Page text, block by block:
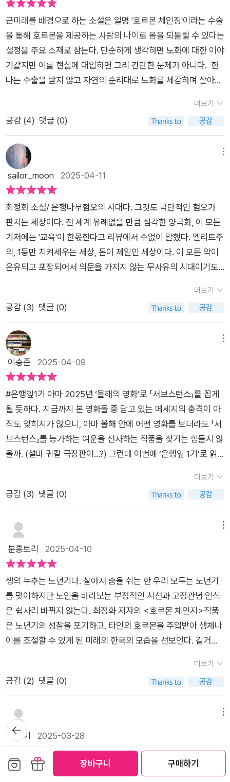
장바구니 구매하기
것’에 몰두한 사람들의 강박은 우리 삶에 매일 노출되는 미디어로
부터 기인하고 키워진 것이다. 근미래를 배경으로 한 이 소설이
지금의 현실과 거듭 겹쳐 보이는 이유는 여기에 있다. 그럼에도
최정화의 세계는 희망을 잃지 않는다. 디스토피아의 복판에서도
더 나은 세상을 꿈꾸고, 약자를 외면하지 않고, 모든 생명과의 상
생을 꿈꾸는 인물들이 끝끝내 ‘내일’을 포기하지 않으므로. 최정
근미래를 배경으로 하는 소설은 일명 '호르몬 체인징'이라는 수술
을 통해 호르몬을 제공하는 사람의 나이로 몸을 되돌릴 수 있다는
설정을 주요 소재로 삼는다. 단순하게 생각하면 노화에 대한 이야
기같지만 이를 현실에 대입하면 그리 간단한 문제가 아니다. 한
나는 수술을 받지 않고 자연의 순리대로 노화를 체감하며 살아가
니라 수술 받은 친구들이 이십대로 돌아가는 바람에 외톨이 신세
가 된 외로움이었다. 이제 노인이 길거리를 지나다니면 동물원 원
숭이와 다름없는 볼거리가 되고 만다. 소설의 내용에 따르면 호르
몬 체인징은 엄청난 재력이 뒷받침 되어야 한다. 비싼 수술비는
말할 것도 없고, 셀러(호르몬 제공자)의 남은 인생의 경제적 책임
까지 모두 감당해야 한다. 이 말은 수술을 받지 않고 자연스레 늙
로 취급받을 수 있다는 의미다. 이러한 사회적 분위기에서 '나는
순리대로 살다가 늙어 죽겠소'를 외치며 소신대로 살아가기란 쉽
지 않아 보인다. 짐작할 수 있듯이 셀러는 열이면 열, 가난한 사
람들이다. 목숨을 담보로 거액을 받는 일이니 다급하게 돈을 필요
로 하거나 오랜 시간 가난에 억눌린 이들이 선택한다. 대기업의
하청 시스템, 산재, 임금체불, 자립 청년, 청년 가장 등 복지의 사
각 지대에 놓인 사회적 약자들이 가난에서 벗어날 길은 요원하다.
는 사람을 부러워하고, 돈이 많아 생명을 연장하지만 한 번도 건
강을 경험하지 못한 자는 빈자의 건강을 부러워한다. 누가 더 불
행의 크기가 큰 지를 내기하듯 넋두리를 쏟아내는 그들의 모습을
보면서, 비록 이분법적 비교이기는 하지만 다른 독자들은 무슨 생
각을 할 지 궁금해졌다. 소설에서 호르몬 체인징을 주선하는 회
사는 합법을 위장해 불법으로 매칭을 시킨다. 법적으로는 제공자
가 사망해야 호르몬을 제공받을 수 있기 때문에(살아 있는 사람
의 호르몬을 제공받는 건 불법이다. 이에 대해 매매와 기증에 대
한 언급은 없다), 회사는 셀러에게 먼저 사망신고를 하게끔 한다.
서 셀러의 수가 줄어들자 팀장 한 명이 셀러의 연령대를 낮추자는
대안을 제시한다. 그러자 부장은 '유레카'를 외칠 기세로 반긴다.
당연히 불법이다. 이 장면은 마치 멀쩡하게 생긴 고학력자 인텔리
들이 그럴듯한 회의실 테이블에 둘러앉아 장기 밀매 회의를 하는
것처럼 읽힌다. 미성년자를 돈으로 유혹해 사망신고를 하게 만들
고 법망을 피해 호르몬 매매를 한다. 참으로 어처구니 없는 일인
고 있으니 장담할 일은 아니다. 나는 읽으면서 머릿속에 그림을
그려봤다. 노화와 죽음이 없는 우리 사회. 정확히 말하면 죽음이
드러나지 않는 사회. 돈이 있는 중년 이상의 사람들은 끊임없이
자신보다 젊은 사람들의 호르몬을 제공받아 젊어진다. 가난한 청
년들은 셀러로 인생의 하향곡선을 그으며 벌집의 여왕벌처럼 숨
만 붙어 있는 채 정기적으로 수술을 받는다. 이를 통해 큰 돈을 벌
어봐야 밖으로 나갈 기운이 없으니 쓸 데가 없다. 이런 생각을 하
났다. 몸은 젊어졌으나 재력이 넘쳐나니 신체가 젊어진 노인은 일
을 하지 않는다(일을 할 필요가 없다). 인류 종말은 정말 다양한
방식으로 예견되고 있다는 생각이 들었다. 흥미로운 점은 호르
몬을 공유한 바이어와 셀러가 일심은 아니더라도 동체라는 점이
다. 바이어의 수술 이후의 삶은 전적으로 호르몬을 제공한 셀러에
더보기
공감 (4) 댓글 (0)
sailor_moon 2025-04-11
최정화 소설/ 은행나무혐오의 시대다. 그것도 극단적인 혐오가
판치는 세상이다. 전 세계 유례없을 만큼 심각한 양극화, 이 모든
기저에는 '교육'이 한몫한다고 리뷰에서 수없이 말했다. 엘리트주
의, 1등만 치켜세우는 세상, 돈이 제일인 세상이다. 이 모든 악이
은유되고 포장되어서 의문을 가지지 않는 무사유의 시대이기도
중요한 세상. 청소년 50%가 스마트폰 과의존 증상, 성인도 마찬
가지. 특히 0~9세 아이들의 스마트폰 의존도는 심각하다. 7세부
교육과정이란 걸 들여다보면 온통 특별활동 수업 영어 태권도 바
이올린 피아노 한자 코딩 등등등.... 이쯤 되면 사람들은 말한다.
뭐 어쩌라고? 자본주의 시대에 돈 없이 별수 있어? 누가 대통령
뭐 다른 먹고살게 있냐고?!! 자포자기 내지는 이 체제에 대한 체
념의 마음들이 아이들을 괴물로 만들고 서초 초등 사건 이전에도
이미 교실은 붕괴되었고 이제 혁명이 아니고서는 몰락뿐이다. 누
구나 알고 있다. 다만 외면할 뿐이지. 그리고 한 체제가 무너지기
까지 약간의 간극, 즉 텀이 있는데 그 기간 동안 사람들은 마치 아
무 일 없는 냥 안도한다. 지금이 딱 그런 시기다,. 소설 속 호르몬
을 사고파는 시대, 너도나도 예쁘고 잘생긴 젊음을 선호한다. 당
극단적인 방법이기는 하지만 틀린 말도 아니다. 소설에 언급된 인
물들, 노인에 대한 혐오는 현실과 다르지 않다. 돈을 벌기 위해 병
원을 찾는 사람들, 즉 가난한 사람들에 대한 묘사도 '무능함'이라
표현된다. 스스로 일해서 먹고 살 능력이 없는 인간! 그렇다! 이
시대는 돈 벌 능력 없는 인간은 무능하며 가치 없다고 여긴다. 겉
으로 표현하지 않을 뿐이다. 카프카의 변신에서 벌레로 변한 잠자
의 모습 아닌가?!!얼마 지나지 않아 떠난다는 마음으로 맞이하는
하루하루는 얼마나 소중하고 아름다운가. 나는 노인의 마음이 신
의 시선을 닮았다고 생각했다. 내가 사라지고 난 이후에도 내 아
비워주는 일은 정신적으로 성숙한 인간만이 해낼 수 있는 고상한
경험이다 p. 09 ( 이 문장 안에 작가의 역량, 가치관, 세계관이 보
였다. 이 문장이 소설 주제문이기도 하다. 나는 이 문장을 엄마에
게 들려줬다. 나이 들고 죽음에 대한 문제는 가족의 문제이며 곧
나의 문제다. 언젠가 한 번은 죽는다. 다만 외면할 뿐이지....)한국
사회에서 한 사람의 리즈 시절은 20대로 종종 한정된다. 물론 육
체적인 리즈 시절로 보면 그럴 수도 있겠다. 그러나 육체로 한정
하지 않는다면, 그 모든 시기가 나의 리즈 시절이 될 수도 있겠다
더보기
공감 (3) 댓글 (0)
이승준 2025-04-09
#은행잎1기 아마 2025년 ‘올해의 영화’로 「서브스턴스」를 꼽게
될 듯하다. 지금까지 본 영화들 중 담고 있는 메세지의 충격이 아
직도 잊히지가 않으니, 아마 올해 안에 어떤 영화를 보더라도 「서
브스턴스」를 능가하는 여운을 선사하는 작품을 찾기는 힘들지 않
을까. (설마 귀칼 극장판이…?) 그런데 이번에 ‘은행잎 1기’로 읽
다. 다루고 있는 주제가 비슷했고, 서사가 진행되는 방향 또한 크
게 다르지 않았다. 무엇보다도, 둘 다 정말 재미있었다.근미래의
람들의 호르몬을 빼내어 ‘바이어’ 노인에게 주사하면, 노인들은
젊어진 몸으로 살게 될 수 있는 것이다. 그러나 과학 기술이 ‘완전
하게’ 발달되지 못한 탓일까, 셀러의 입장에서 큰 신체적 부담과
~3주 간 좀비처럼 누워만 있는 채 회복기를 거쳐야 하고, 이 고비
를 넘기지 못하면 사망에 이를 수도 있다.『호르몬 체인지』는 거대
한 옴니버스 마냥 꽤 많은 인물들의 시점이 짧은 챕터마다 교차하
며 전개된다. 그렇기에 바이어의 시선, 셀러의 시선, 바이어 가족
의 시선, 셀러 가족의 시선, 호르몬 체인지 수술을 영업하는 인물
의 시선 등등 하나의 소재를 두고 정말 많은 입장을 엿볼 수 있다.
그래서일까, ‘젊음에 대한 욕망’을 다룬다는 점에서 영화 서브스
은 성찰을 하게 하는 것 같다. 왜 젊은 몸으로 돌아가고 싶은가,
그렇게 젊어지면 행복한 삶을 보내는가, 신체적 위험이 따름에도
어째서 자신의 몸을 내어주는가, 그런 사람을 보내는 가족들은 어
떤 심정인가. 각각의 입장들이 모두 납득이 되어 모순적인 감정에
휩싸이기도 한, 너무너무 재밌게 읽은 영화 서브스턴스의 한국문
더보기
공감 (3) 댓글 (0)
분홍토리 2025-04-10
생의 누추는 노년기다. 살아서 숨을 쉬는 한 우리 모두는 노년기
를 맞이하지만 노인을 바라보는 부정적인 시선과 고정관념 인식
은 쉽사리 바뀌지 않는다. 최정화 저자의 <호르몬 체인지>작품
은 노년기의 성찰을 포기하고, 타인의 호르몬을 주입받아 생체나
이를 조절할 수 있게 된 미래의 한국의 모습을 선보인다. 길거리
원숭이 취급을 하였지만 멸시의 눈초리보다 견디기 어려운 것은
'외로움'이었다.​호르몬 수술 전문 병원 호르몬 리버스에 입원해
도 수술의 인기는 꺼질 줄 몰랐고, 셀러들은 돈을 벌기 위해 호르
몬을 팔았다. 70세 노인 '한나'는 잔디로부터 호르몬을 주입받은
후 마냥 기뻤지만 잔디가 살해당하자 대체자를 찾지 못할 경우 곧
죽게 되는 운명에 놓인다. 중증 호흡 장애를 앓고 있던 동생 '겨
울'의 수술비를 마련하기 위해 새봄은 셀러가 된다. 겨울은 면회
더보기
공감 (2) 댓글 (0)
책쟁이 2025-03-28
♡ <호르몬 체인지 - 최정화 (지은이) 은행나무 2025-03-20>
뒤로가
기